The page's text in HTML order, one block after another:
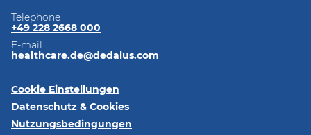
Telephone
+49 228 2668 000
E-mail
healthcare.de@dedalus.com
Cookie Einstellungen
Datenschutz & Cookies
Nutzungsbedingungen